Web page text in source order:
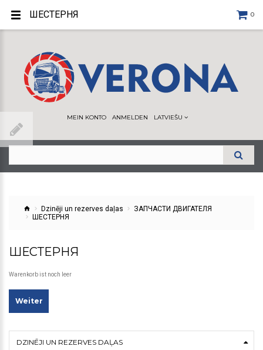
0
MEIN KONTO ANMELDEN LATVIEŠU
Dzinēji un rezerves daļas
ЗАПЧАСТИ ДВИГАТЕЛЯ
ШЕСТЕРНЯ
ШЕСТЕРНЯ
Warenkorb ist noch leer
Weiter
DZINĒJI UN REZERVES DAĻAS
ШЕСТЕРНЯ